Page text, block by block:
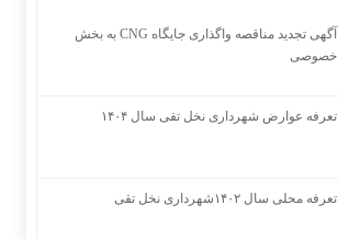
آگهی تجدید مناقصه واگذاری جایگاه CNG به بخش
خصوصی
تعرفه عوارض شهرداری نخل تقی سال ۱۴۰۴
تعرفه محلی سال ۱۴۰۲شهرداری نخل تقی